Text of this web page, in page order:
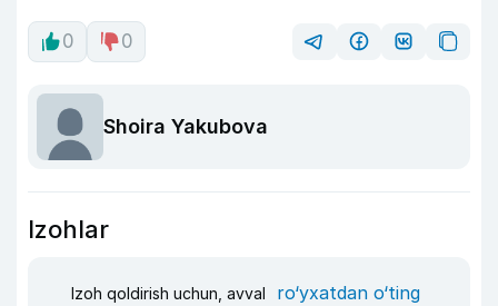
0 0
Shoira Yakubova
Izohlar
Izoh qoldirish uchun, avval ro‘yxatdan o‘ting